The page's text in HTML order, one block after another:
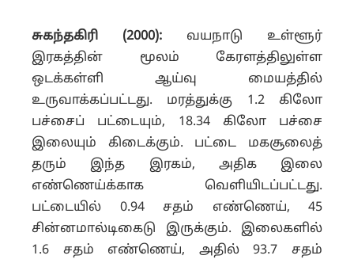
சுகந்தகிரி (2000): வயநாடு உள்ளூர்
இரகத்தின் மூலம் கேரளத்திலுள்ள
ஒடக்கள்ளி ஆய்வு மையத்தில்
உருவாக்கப்பட்டது. மரத்துக்கு 1.2 கிலோ
பச்சைப் பட்டையும், 18.34 கிலோ பச்சை
இலையும் கிடைக்கும். பட்டை மகசூலைத்
தரும் இந்த இரகம், அதிக இலை
எண்ணெய்க்காக வெளியிடப்பட்டது.
பட்டையில் 0.94 சதம் எண்ணெய், 45
சின்னமால்டிகைடு இருக்கும். இலைகளில்
1.6 சதம் எண்ணெய், அதில் 93.7 சதம்